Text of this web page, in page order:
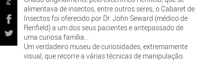
alimentava de insectos, entre outros seres, o Cabaret de
Insectos foi oferecido por Dr. John Seward (médico de
Renfield) a um dos seus pacientes e antepassado de
uma curiosa família...
Um verdadeiro museu de curiosidades, extremamente
visual, que recorre a várias técnicas de manipulação.